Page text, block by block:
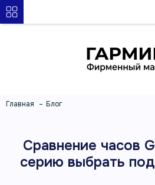
Главная Блог
Сравнение часов
серию выбрать